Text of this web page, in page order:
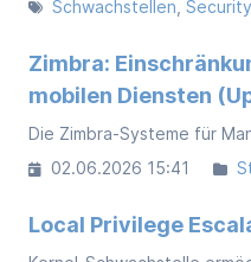
Schwachstellen
Zimbra:
mobilen Diensten
02.06.2026 15:41
Local Privilege